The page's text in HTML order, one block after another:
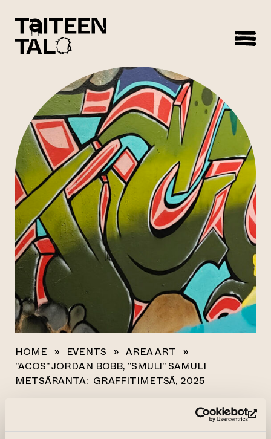
HOME » EVENTS » AREA ART »
”ACOS” JORDAN BOBB, ”SMULI” SAMULI
METSÄRANTA: GRAFFITIMETSÄ, 2025
All events